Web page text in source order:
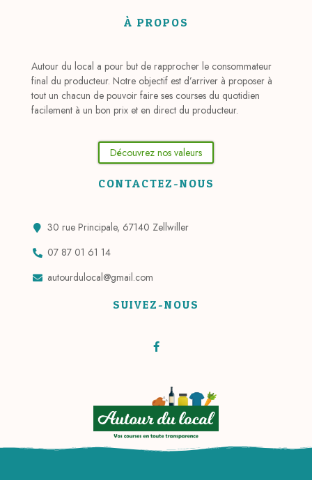
À PROPOS
Autour du local a pour but de rapprocher le consommateur
final du producteur. Notre objectif est d’arriver à proposer à
tout un chacun de pouvoir faire ses courses du quotidien
facilement à un bon prix et en direct du producteur.
Découvrez nos valeurs
CONTACTEZ-NOUS
30 rue Principale, 67140 Zellwiller
07 87 01 61 14
autourdulocal@gmail.com
SUIVEZ-NOUS